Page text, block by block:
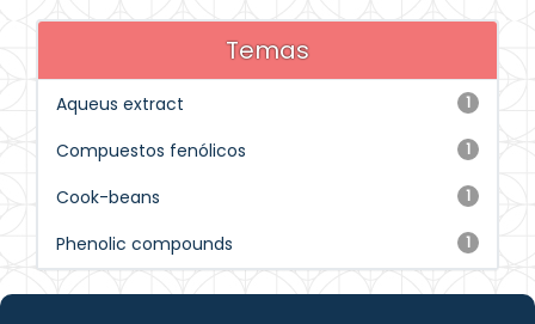
Temas
1
Aqueus extract
1
Compuestos fenólicos
1
Cook-beans
1
Phenolic compounds